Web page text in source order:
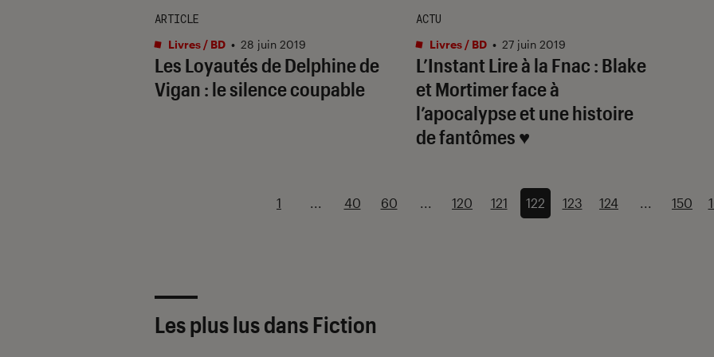
Les Loyautés de Delphine de
Vigan : le silence coupable
ARTICLE
Livres / BD • 28 juin 2019
L’Instant Lire à la Fnac : Blake
et Mortimer face à
l’apocalypse et une histoire
de fantômes ♥
ACTU
Livres / BD • 27 juin 2019
1 ... 40 60 ... 120 121 122 123 124 ... 150
Les plus lus dans Fiction